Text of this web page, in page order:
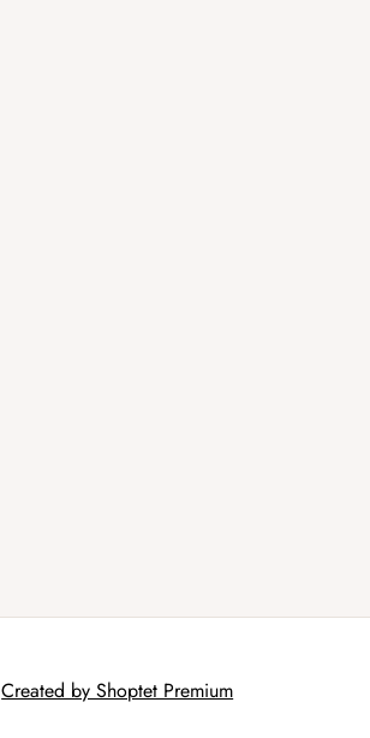
Created by Shoptet Premium